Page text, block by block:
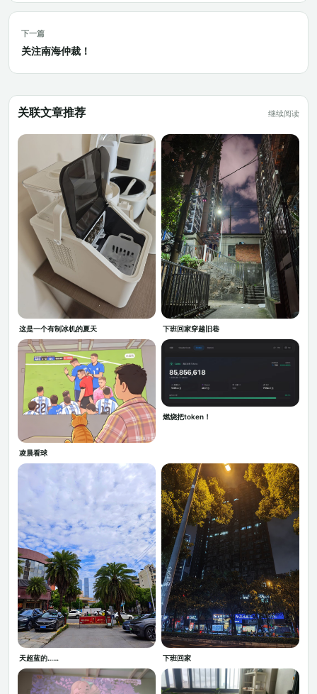
下一篇
关注南海仲裁！
关联文章推荐 继续阅读
这是一个有制冰机的夏天 下班回家穿越旧巷
凌晨看球
燃烧把token！
天超蓝的…… 下班回家